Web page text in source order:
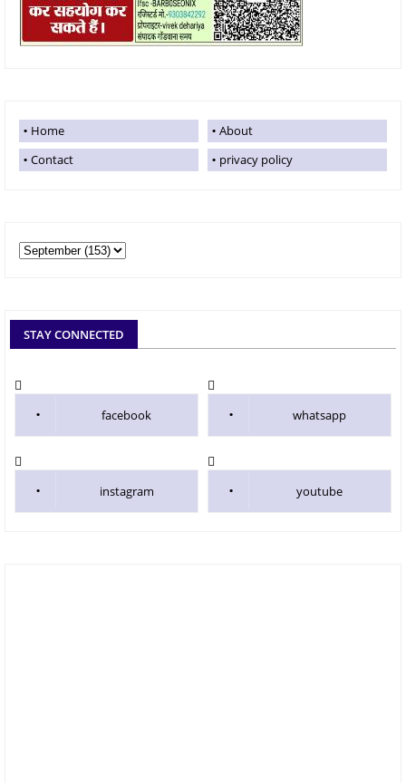
Home
About
Contact
privacy policy
STAY CONNECTED
facebook whatsapp
instagram youtube